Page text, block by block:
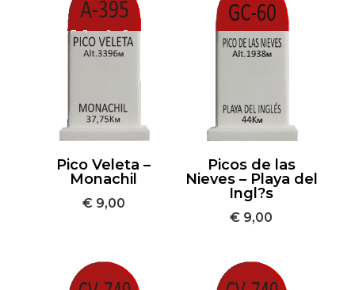
Pico Veleta –
Monachil
€ 9,00
Picos de las
Nieves – Playa del
Ingl?s
€ 9,00